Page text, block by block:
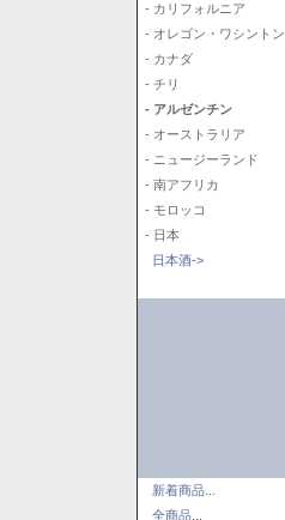
- カリフォルニア
- オレゴン・ワシントン
- カナダ
- チリ
- アルゼンチン
- オーストラリア
- ニュージーランド
- 南アフリカ
- モロッコ
- 日本
日本酒->
新着商品...
全商品...